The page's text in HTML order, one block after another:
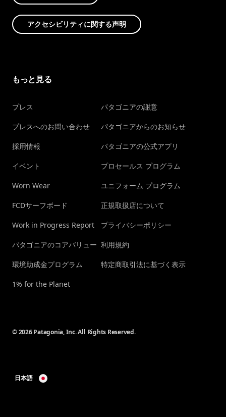
アクセシビリティに関する声明
もっと見る
プレス
プレスへのお問い合わせ
採用情報
イベント
Worn Wear
FCDサーフボード
Work in Progress Report
パタゴニアのコアバリュー
環境助成金プログラム
1% for the Planet
パタゴニアの謝意
パタゴニアからのお知らせ
パタゴニアの公式アプリ
プロセールス プログラム
ユニフォーム プログラム
正規取扱店について
プライバシーポリシー
利用規約
特定商取引法に基づく表示
© 2026 Patagonia, Inc. All Rights Reserved.
日本語